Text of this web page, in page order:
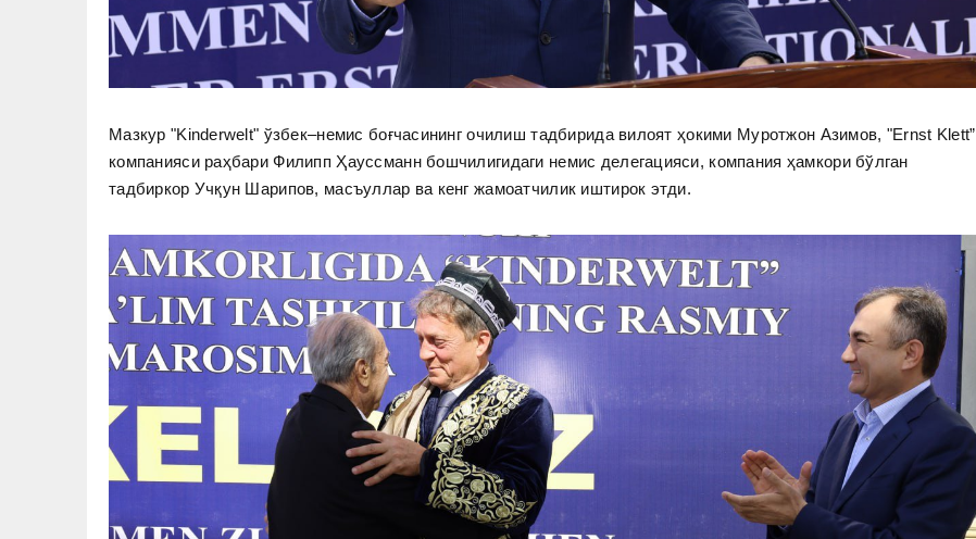
Мазкур "Kinderwelt" ўзбек–немис боғчасининг очилиш тадбирида вилоят ҳокими Муротжон Азимов, "Ernst Klett”
компанияси раҳбари Филипп Ҳауссманн бошчилигидаги немис делегацияси, компания ҳамкори бўлган
тадбиркор Учқун Шарипов, масъуллар ва кенг жамоатчилик иштирок этди.